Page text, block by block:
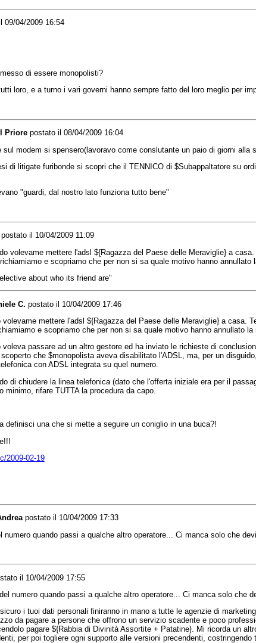
09/04/2009 16:54
di essere monopolisti?
loro, e a turno i vari governi hanno sempre fatto del loro meglio per
Priorepostato il 08/04/2009 16:04
modem si spensero(lavoravo come conslutante un paio di giorni alla
di litigate furibonde si scopri che il TENNICO di $Subappaltatore su
"guardi, dal nostro lato funziona tutto bene"
postato il 10/04/2009 11:09
volevame mettere l'adsl ${Ragazza del Paese delle Meraviglie} a
e scopriamo che per non si sa quale motivo hanno annullato
about who its friend are"
C. postato il 10/04/2009 17:46
mettere l'adsl ${Ragazza del Paese delle Meraviglie} a casa.
e scopriamo che per non si sa quale motivo hanno annullato la
passare ad un altro gestore ed ha inviato le richieste di
che $monopolista aveva disabilitato l'ADSL, ma, per un
con ADSL integrata su quel numero.
di chiudere la linea telefonica (dato che l'offerta iniziale era per il
rifare TUTTA la procedura da capo.
definisci una che si mette a seguire un coniglio in una buca?!
2009-02-19
postato il 10/04/2009 17:33
numero quando passi a qualche altro operatore... Ci manca solo che
il 10/04/2009 17:55
numero quando passi a qualche altro operatore... Ci manca solo che
i tuoi dati personali finiranno in mano a tutte le agenzie di
da pagare a persone che offrono un servizio scadente e poco
pagare ${Rabbia di Divinità Assortite + Patatine}. Mi ricorda un
per poi togliere ogni supporto alle versioni precendenti,